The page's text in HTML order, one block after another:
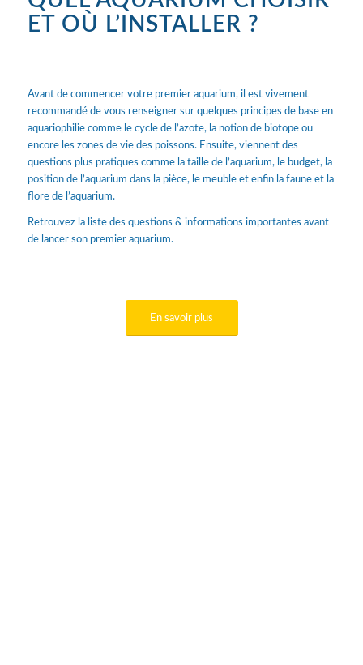
ET OÙ L’INSTALLER ?
Avant de commencer votre premier aquarium, il est vivement
recommandé de vous renseigner sur quelques principes de base en
aquariophilie comme le cycle de l’azote, la notion de biotope ou
encore les zones de vie des poissons. Ensuite, viennent des
questions plus pratiques comme la taille de l’aquarium, le budget, la
position de l’aquarium dans la pièce, le meuble et enfin la faune et la
flore de l’aquarium.
Retrouvez la liste des questions & informations importantes avant
de lancer son premier aquarium.
En savoir plus